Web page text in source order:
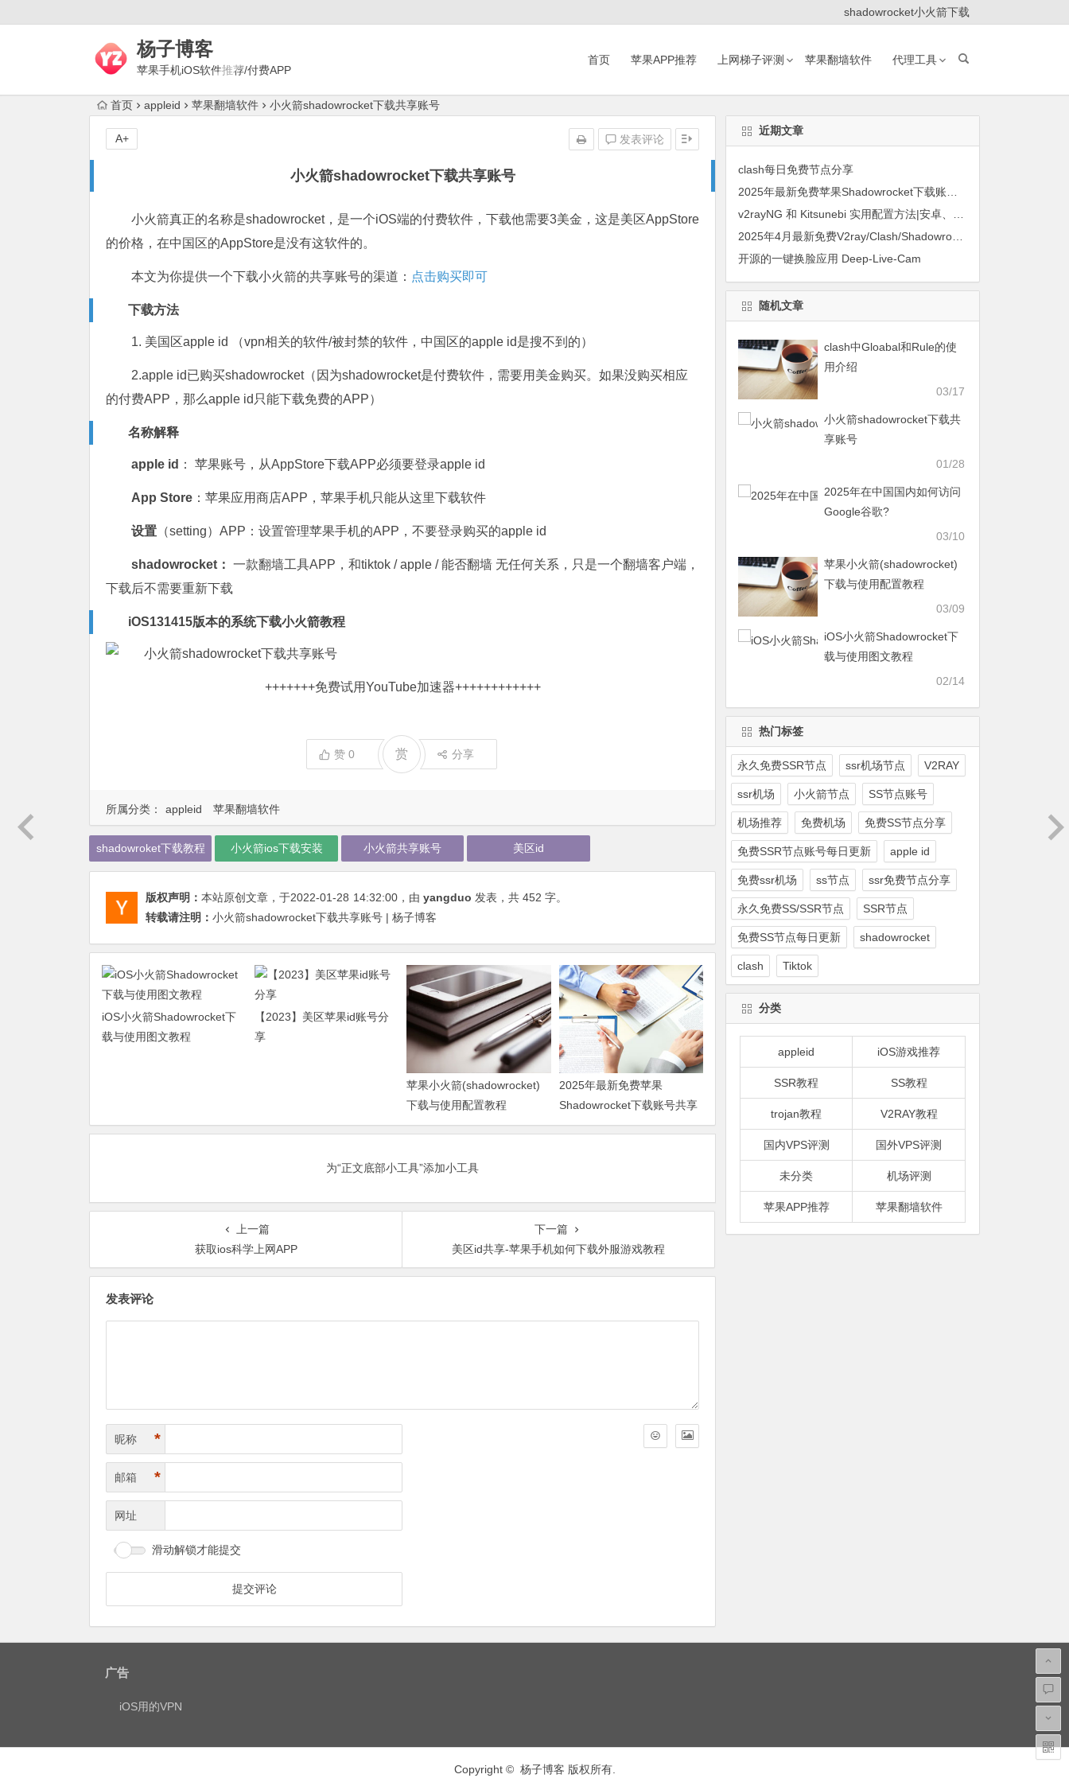
shadowrocket小火箭下载
杨子博客
苹果手机iOS软件推荐/付费APP
首页 苹果APP推荐 上网梯子评测 苹果翻墙软件 代理工具
首页 appleid 苹果翻墙软件 小火箭shadowrocket下载共享账号
小火箭shadowrocket下载共享账号
发表评论
A+
所属分类： appleid 苹果翻墙软件
小火箭真正的名称是shadowrocket，是一个iOS端的付费软件，下载他需要3美金，这是美区AppStore
的价格，在中国区的AppStore是没有这软件的。
本文为你提供一个下载小火箭的共享账号的渠道： 点击购买即可
下载方法
1. 美国区apple id （vpn相关的软件/被封禁的软件，中国区的apple id是搜不到的）
2.apple id已购买shadowrocket（因为shadowrocket是付费软件，需要用美金购买。如果没购买相应
的付费APP，那么apple id只能下载免费的APP）
名称解释
apple id ： 苹果账号，从AppStore下载APP必须要登录apple id
App Store ：苹果应用商店APP，苹果手机只能从这里下载软件
设置 （setting）APP：设置管理苹果手机的APP，不要登录购买的apple id
shadowrocket： 一款翻墙工具APP，和tiktok / apple / 能否翻墙 无任何关系，只是一个翻墙客户端，
下载后不需要重新下载
iOS131415版本的系统下载小火箭教程
+++++++免费试用YouTube加速器++++++++++++
赞 0 赏 分享
shadowroket下载教程 小火箭ios下载安装 小火箭共享账号 美区id
版权声明： 本站原创文章，于2022-01-28 14:32:00 ，由 yangduo 发表，共 452 字。
转载请注明： 小火箭shadowrocket下载共享账号 | 杨子博客
iOS小火箭Shadowrocket下
载与使用图文教程
【2023】美区苹果id账号分
享
苹果小火箭(shadowrocket)
下载与使用配置教程
2025年最新免费苹果
Shadowrocket下载账号共享
为“正文底部小工具”添加小工具
上一篇
获取ios科学上网APP
下一篇
美区id共享-苹果手机如何下载外服游戏教程
发表评论
昵称 *
邮箱 *
网址
滑动解锁才能提交
近期文章
clash每日免费节点分享
2025年4月最新免费V2ray/Clash/Shadowrocket节点订阅
开源的一键换脸应用 Deep-Live-Cam
随机文章
clash中Gloabal和Rule的使
用介绍
03/17
小火箭shadowrocket下载共
享账号
01/28
2025年在中国国内如何访问
Google谷歌?
03/10
苹果小火箭(shadowrocket)
下载与使用配置教程
03/09
iOS小火箭Shadowrocket下
载与使用图文教程
02/14
热门标签
永久免费SSR节点 ssr机场节点 V2RAY
ssr机场 小火箭节点 SS节点账号
机场推荐 免费机场 免费SS节点分享
免费SSR节点账号每日更新 apple id
免费ssr机场 ss节点 ssr免费节点分享
永久免费SS/SSR节点 SSR节点
免费SS节点每日更新 shadowrocket
clash Tiktok
分类
appleid iOS游戏推荐
SSR教程 SS教程
trojan教程 V2RAY教程
国内VPS评测 国外VPS评测
未分类 机场评测
苹果APP推荐 苹果翻墙软件
广告
iOS用的VPN
Copyright © 杨子博客 版权所有.